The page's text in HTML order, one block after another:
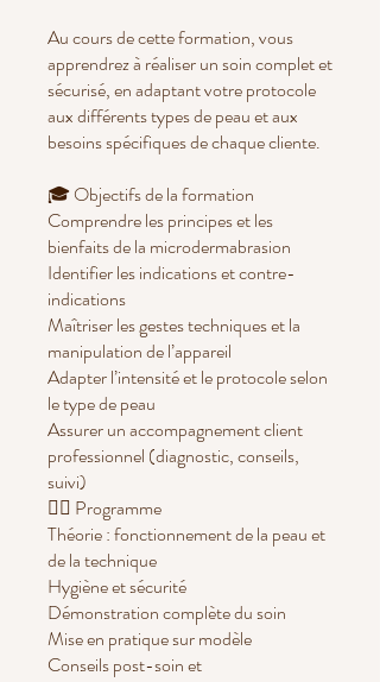
Au cours de cette formation, vous
apprendrez à réaliser un soin complet et
sécurisé, en adaptant votre protocole
aux différents types de peau et aux
besoins spécifiques de chaque cliente.
🎓 Objectifs de la formation
Comprendre les principes et les
bienfaits de la microdermabrasion
Identifier les indications et contre-
indications
Maîtriser les gestes techniques et la
manipulation de l’appareil
Adapter l’intensité et le protocole selon
le type de peau
Assurer un accompagnement client
professionnel (diagnostic, conseils,
suivi)
💆‍♀️ Programme
Théorie : fonctionnement de la peau et
de la technique
Hygiène et sécurité
Démonstration complète du soin
Mise en pratique sur modèle
Conseils post-soin et